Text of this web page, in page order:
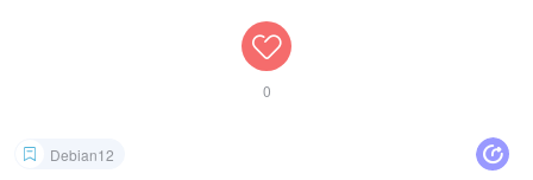
0
Debian12